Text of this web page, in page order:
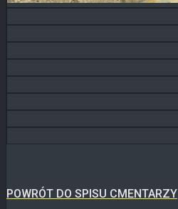
POWRÓT DO SPISU CMENTARZY